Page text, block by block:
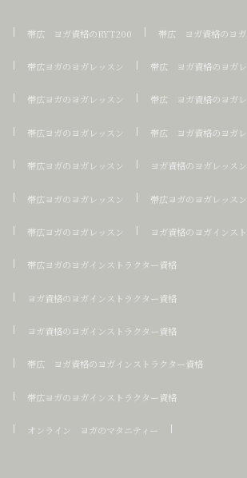
帯広 ヨガ資格のRYT200 帯広 ヨガ資格のヨガ
帯広ヨガのヨガレッスン 帯広 ヨガ資格のヨガレ
帯広ヨガのヨガレッスン 帯広 ヨガ資格のヨガレ
帯広ヨガのヨガレッスン 帯広 ヨガ資格のヨガレ
帯広ヨガのヨガレッスン ヨガ資格のヨガレッスン
帯広ヨガのヨガレッスン 帯広ヨガのヨガレッスン
帯広ヨガのヨガレッスン ヨガ資格のヨガインス
帯広ヨガのヨガインストラクター資格
ヨガ資格のヨガインストラクター資格
ヨガ資格のヨガインストラクター資格
帯広 ヨガ資格のヨガインストラクター資格
帯広ヨガのヨガインストラクター資格
オンライン ヨガのマタニティー